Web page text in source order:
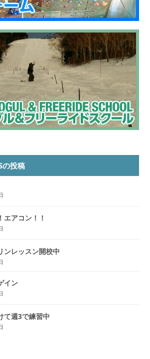
の投稿
エアコン！！
ンレッスン開校中
イン
て週3で練習中